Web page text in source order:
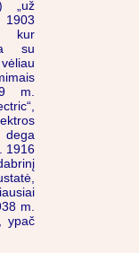
„už
1903
kur
su
m.
1916
m.
ypač